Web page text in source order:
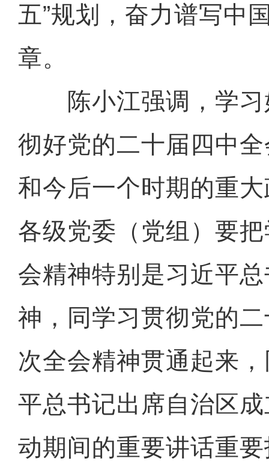
五”规划，奋力谱写中
章。
陈小江强调，学习
彻好党的二十届四中
和今后一个时期的重
各级党委（党组）要
会精神特别是习近平
神，同学习贯彻党的
次全会精神贯通起来
平总书记出席自治区
动期间的重要讲话重